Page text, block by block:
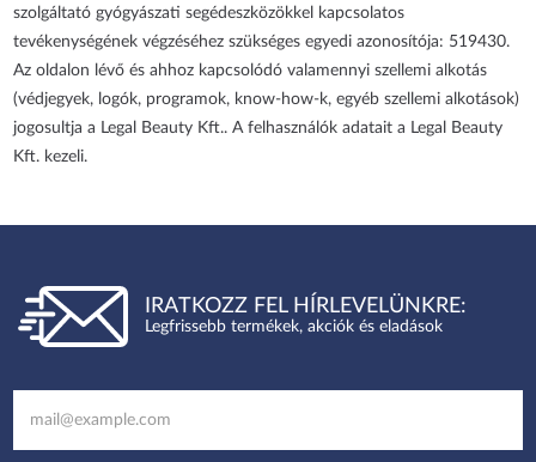
szolgáltató gyógyászati segédeszközökkel kapcsolatos
tevékenységének végzéséhez szükséges egyedi azonosítója: 519430.
Az oldalon lévő és ahhoz kapcsolódó valamennyi szellemi alkotás
(védjegyek, logók, programok, know-how-k, egyéb szellemi alkotások)
jogosultja a Legal Beauty Kft.. A felhasználók adatait a Legal Beauty
Kft. kezeli.
IRATKOZZ FEL HÍRLEVELÜNKRE:
Legfrissebb termékek, akciók és eladások